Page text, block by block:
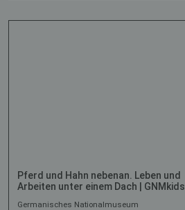
Pferd und Hahn nebenan. Leben und
Arbeiten unter einem Dach | GNMkids
Germanisches Nationalmuseum